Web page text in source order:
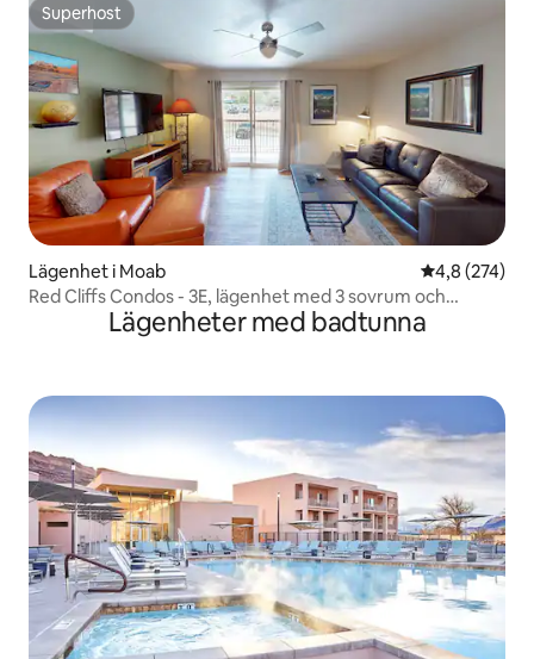
Superhost
Superhost
Lägenhet i Moab 4,8 av 5 i
4,8 (274)
Red Cliffs Condos - 3E, lägenhet med 3 sovrum och
Lägenheter med badtunna